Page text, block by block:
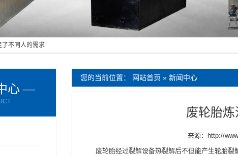
了不同人的需求
要注意减压设备
您的当前位置： 网站首页 » 新闻中心
废轮胎
来源： http://
废轮胎经过裂解设备热裂解后不但能产生轮胎裂
心 —